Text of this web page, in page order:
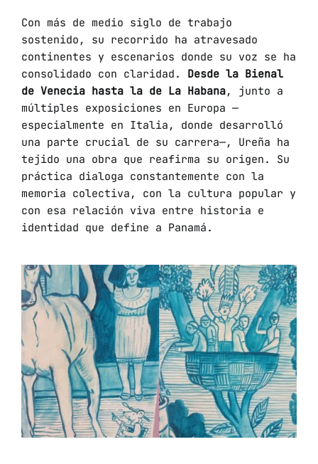
Con más de medio siglo de trabajo
sostenido, su recorrido ha atravesado
continentes y escenarios donde su voz se ha
consolidado con claridad. Desde la Bienal
de Venecia hasta la de La Habana, junto a
múltiples exposiciones en Europa —
especialmente en Italia, donde desarrolló
una parte crucial de su carrera—, Ureña ha
tejido una obra que reafirma su origen. Su
práctica dialoga constantemente con la
memoria colectiva, con la cultura popular y
con esa relación viva entre historia e
identidad que define a Panamá.